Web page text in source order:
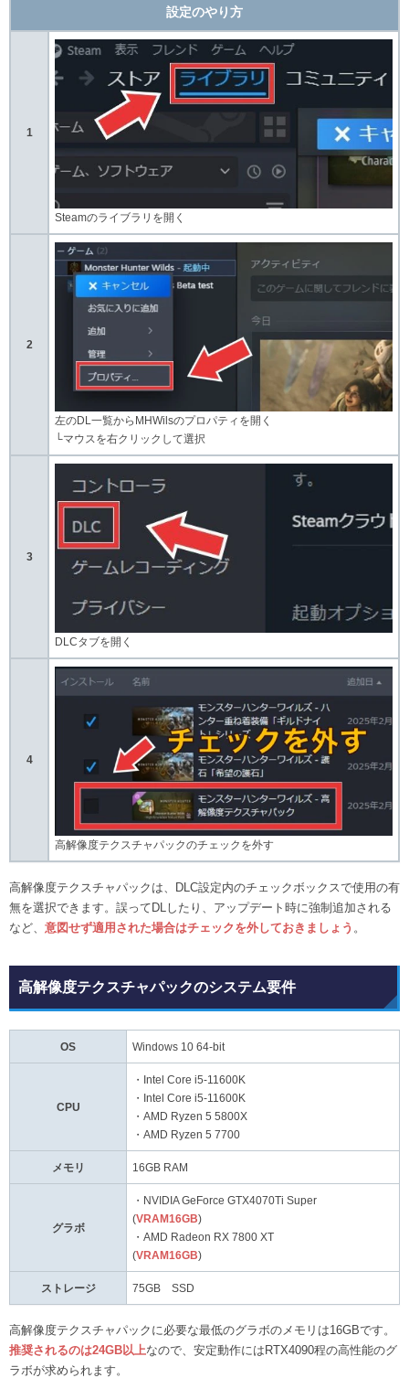
設定のやり方
1
Steamのライブラリを開く
2
左のDL一覧からMHWilsのプロパティを開く
└マウスを右クリックして選択
3
DLCタブを開く
4
高解像度テクスチャパックのチェックを外す
高解像度テクスチャパックは、DLC設定内のチェックボックスで使用の有
無を選択できます。誤ってDLしたり、アップデート時に強制追加される
など、 意図せず適用された場合はチェックを外しておきましょう 。
高解像度テクスチャパックのシステム要件
OS Windows 10 64-bit
CPU
・Intel Core i5-11600K
・Intel Core i5-11600K
・AMD Ryzen 5 5800X
・AMD Ryzen 5 7700
メモリ 16GB RAM
グラボ
・NVIDIA GeForce GTX4070Ti Super
(VRAM16GB)
・AMD Radeon RX 7800 XT
(VRAM16GB)
ストレージ 75GB SSD
高解像度テクスチャパックに必要な最低のグラボのメモリは16GBです。
推奨されるのは24GB以上なので、安定動作にはRTX4090程の高性能のグ
ラボが求められます。